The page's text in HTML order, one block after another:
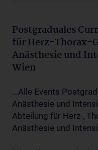
Postgraduales
für Herz-Thorax-
Anästhesie und
Wien
...Alle Events
Anästhesie und
Abteilung für Herz-,
Anästhesie und